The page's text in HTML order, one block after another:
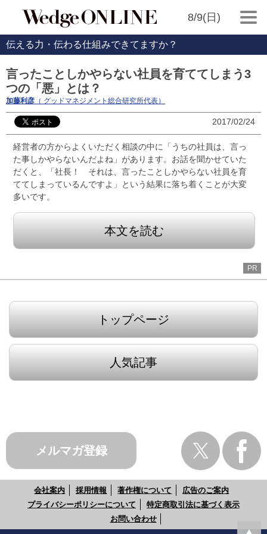
8/9(日)
伝える力・伝わる仕組みできてますか？
言ったことしかやらない社員を育ててしまう3
つの「悪」とは？
加藤利彦 （ グッドマネジメント総合研究所代表）
2017/02/24
経営者の方からよくいただく相談の中に「うちの社員は、言っ
た事しかやらないんだよね」があります。お話を聞かせていた
だくと、「社長！ それは、言ったことしかやらない社員を育
ててしまっているんですよ」という結果に落ち着くことが大変
多いです。
本文を読む
PR
トップページ
人気記事
メルマガ登録
会社案内 採用情報 著作権について
広告のご案内
プライバシーポリシーについて
特定商取引法に基づく表示
お問い合わせ